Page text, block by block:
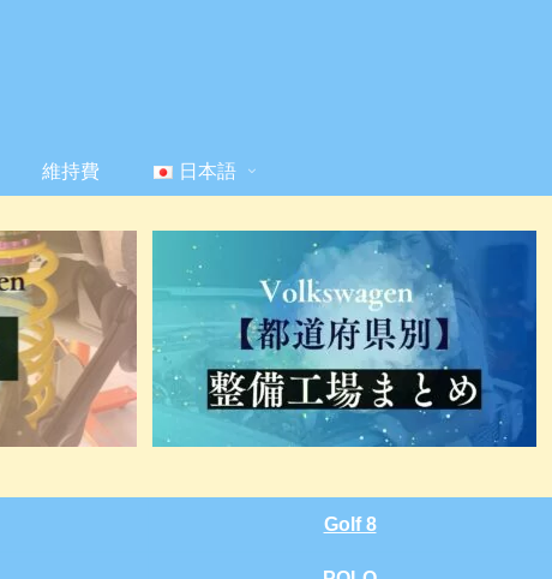
維持費 日本語
Golf 8